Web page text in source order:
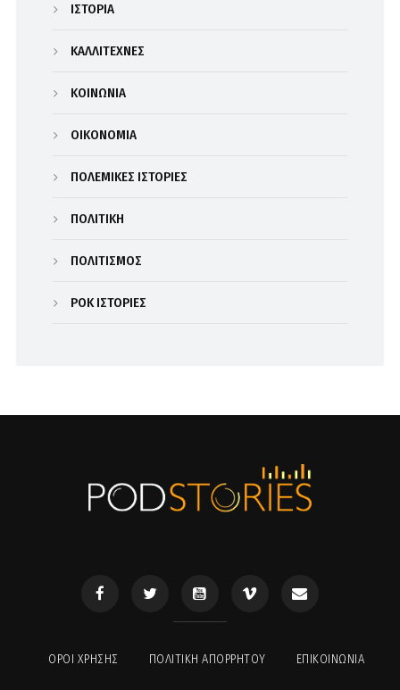
ΙΣΤΟΡΙΑ
ΚΑΛΛΙΤΕΧΝΕΣ
ΚΟΙΝΩΝΙΑ
ΟΙΚΟΝΟΜΙΑ
ΠΟΛΕΜΙΚΕΣ ΙΣΤΟΡΙΕΣ
ΠΟΛΙΤΙΚΗ
ΠΟΛΙΤΙΣΜΟΣ
ΡΟΚ ΙΣΤΟΡΙΕΣ
ΟΡΟΙ ΧΡΉΣΗΣ ΠΟΛΙΤΙΚΉ ΑΠΟΡΡΉΤΟΥ ΕΠΙΚΟΙΝΩΝΊΑ